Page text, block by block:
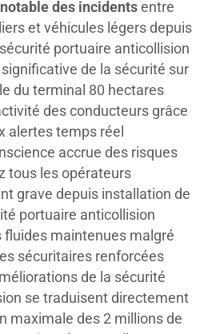
des incidents entre
et véhicules légers depuis
portuaire anticollision
de la sécurité sur
du terminal 80 hectares
des conducteurs grâce
alertes temps réel
accrue des risques
tous les opérateurs
grave depuis installation de
portuaire anticollision
fluides maintenues malgré
sécuritaires renforcées
de la sécurité
se traduisent directement
maximale des 2 millions de